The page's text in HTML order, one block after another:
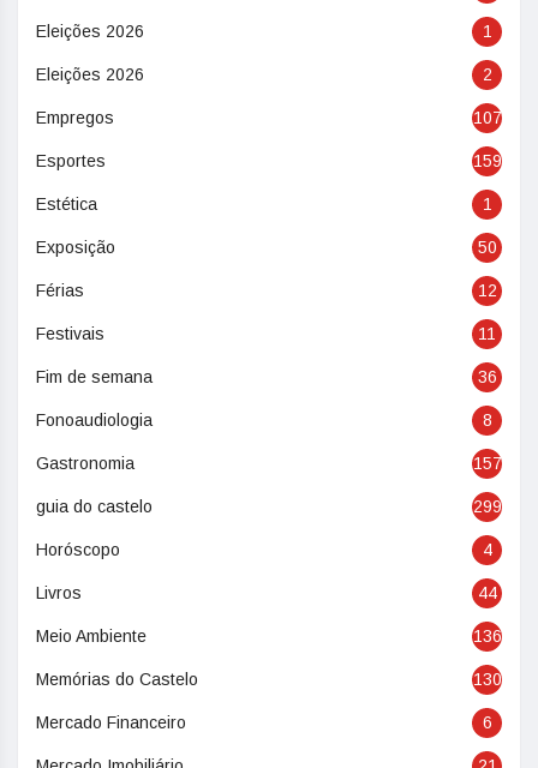
Eleições 2026 1
Eleições 2026 2
Empregos 107
Esportes 159
Estética 1
Exposição 50
Férias 12
Festivais 11
Fim de semana 36
Fonoaudiologia 8
Gastronomia 157
guia do castelo 299
Horóscopo 4
Livros 44
Meio Ambiente 136
Memórias do Castelo 130
Mercado Financeiro 6